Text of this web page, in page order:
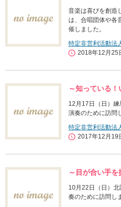
音楽は喜びを創造
は、合唱団体や各
催しました。
特定非営利活動法
2018年12月25
～知っている
12月17日（日）
演奏のために訪問
特定非営利活動法
2017年12月19
～目が合い手
10月22日（日）
奏のために訪問